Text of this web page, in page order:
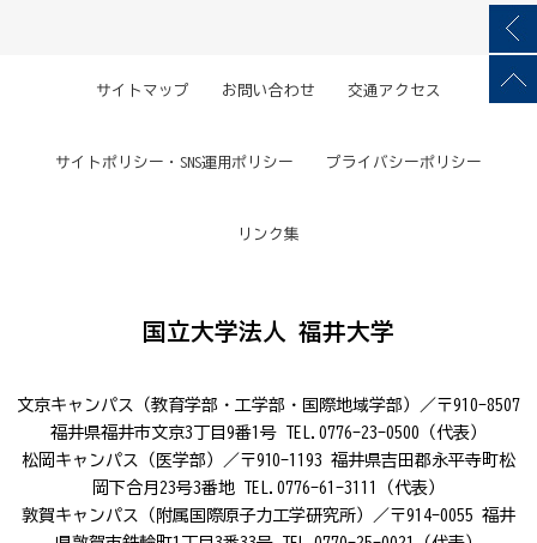
サイトマップ お問い合わせ 交通アクセス
サイトポリシー・SNS運用ポリシー プライバシーポリシー
リンク集
国立大学法人 福井大学
文京キャンパス（教育学部・工学部・国際地域学部）／〒910-8507
福井県福井市文京3丁目9番1号 TEL.0776-23-0500（代表）
松岡キャンパス（医学部）／〒910-1193 福井県吉田郡永平寺町松
岡下合月23号3番地 TEL.0776-61-3111（代表）
敦賀キャンパス（附属国際原子力工学研究所）／〒914-0055 福井